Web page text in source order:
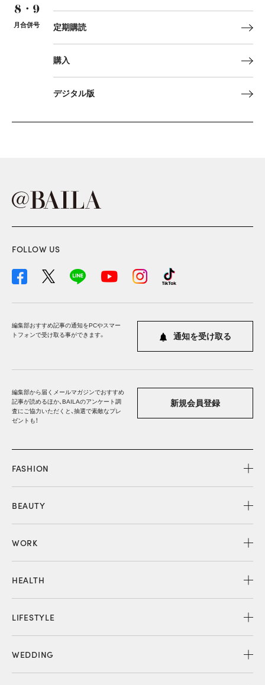
8・9
月合併号 定期購読
購入
デジタル版
FOLLOW US
編集部おすすめ記事の通知をPCやスマー
トフォンで受け取る事ができます。
通知を受け取る
編集部から届くメールマガジンでおすすめ
記事が読めるほか、BAILAのアンケート調
査にご協力いただくと、抽選で素敵なプレ
ゼントも！
新規会員登録
FASHION
BEAUTY
WORK
HEALTH
LIFESTYLE
WEDDING